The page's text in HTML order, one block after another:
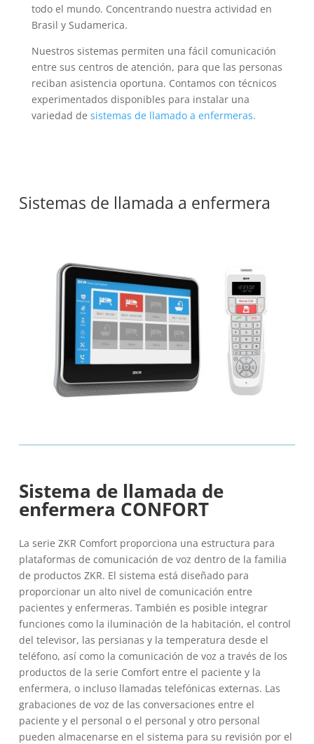
todo el mundo. Concentrando nuestra actividad en
Brasil y Sudamerica.
Nuestros sistemas permiten una fácil comunicación
entre sus centros de atención, para que las personas
reciban asistencia oportuna. Contamos con técnicos
experimentados disponibles para instalar una
variedad de sistemas de llamado a enfermeras.
Sistemas de llamada a enfermera
Sistema de llamada de
enfermera CONFORT
La serie ZKR Comfort proporciona una estructura para
plataformas de comunicación de voz dentro de la familia
de productos ZKR. El sistema está diseñado para
proporcionar un alto nivel de comunicación entre
pacientes y enfermeras. También es posible integrar
funciones como la iluminación de la habitación, el control
del televisor, las persianas y la temperatura desde el
teléfono, así como la comunicación de voz a través de los
productos de la serie Comfort entre el paciente y la
enfermera, o incluso llamadas telefónicas externas. Las
grabaciones de voz de las conversaciones entre el
paciente y el personal o el personal y otro personal
pueden almacenarse en el sistema para su revisión por el